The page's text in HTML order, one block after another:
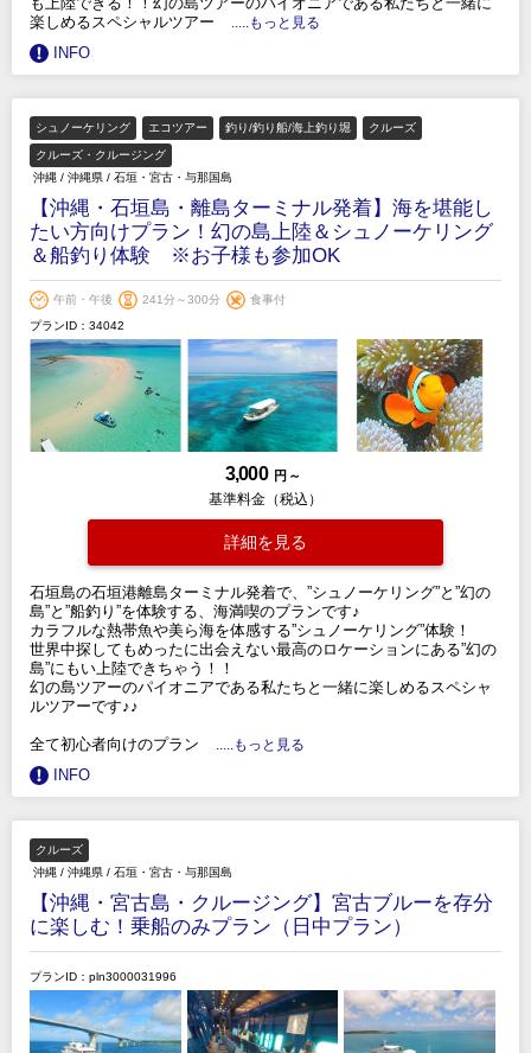
楽しめるスペシャルツアー
.....もっと見る
INFO
シュノーケリング エコツアー 釣り/釣り船/海上釣り堀 クルーズ
クルーズ・クルージング
沖縄 / 沖縄県 / 石垣・宮古・与那国島
【沖縄・石垣島・離島ターミナル発着】海を堪能し
たい方向けプラン！幻の島上陸＆シュノーケリング
＆船釣り体験 ※お子様も参加OK
午前・午後 241分～300分
食事付
プランID：34042
3,000 円 ～
基準料金（税込）
詳細を見る
石垣島の石垣港離島ターミナル発着で、”シュノーケリング”と”幻の
島”と”船釣り”を体験する、海満喫のプランです♪
カラフルな熱帯魚や美ら海を体感する”シュノーケリング”体験！
世界中探してもめったに出会えない最高のロケーションにある”幻の
島”にもい上陸できちゃう！！
幻の島ツアーのパイオニアである私たちと一緒に楽しめるスペシャ
ルツアーです♪♪
全て初心者向けのプラン .....もっと見る
INFO
クルーズ
沖縄 / 沖縄県 / 石垣・宮古・与那国島
【沖縄・宮古島・クルージング】宮古ブルーを存分
に楽しむ！乗船のみプラン（日中プラン）
プランID：pln3000031996